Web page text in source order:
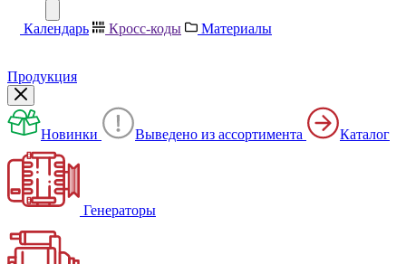
Календарь Кросс-коды Материалы
Продукция
Новинки Выведено из ассортимента Каталог
Генераторы